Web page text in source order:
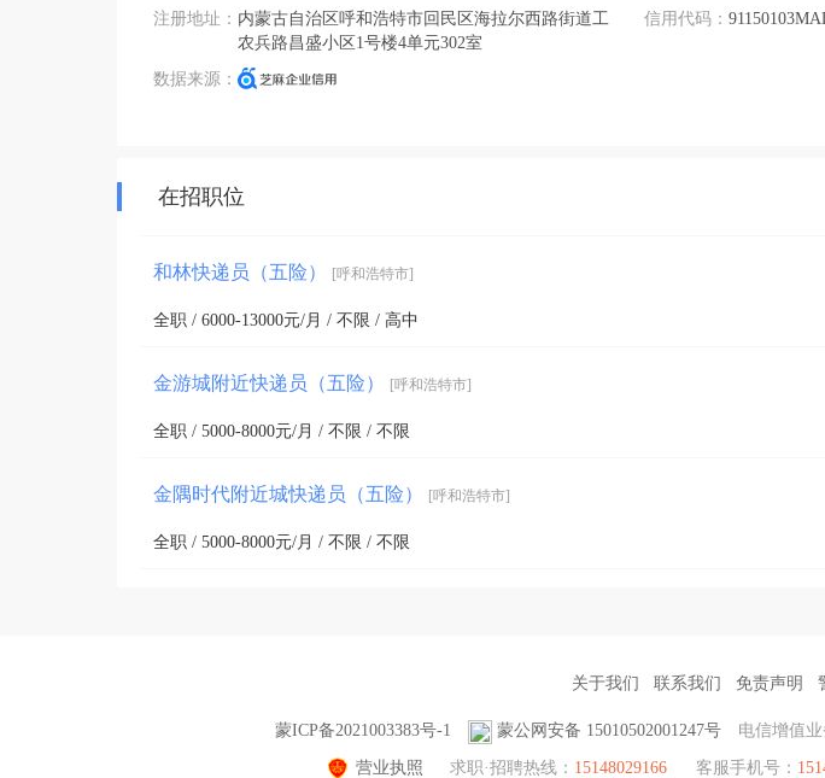
注册地址： 内蒙古自治区呼和浩特市回民区海拉尔西路街道工
农兵路昌盛小区1号楼4单元302室
数据来源：
信用代码：
在招职位
和林快递员（五险） [呼和浩特市]
全职 / 6000-13000元/月 / 不限 / 高中
金游城附近快递员（五险） [呼和浩特市]
全职 / 5000-8000元/月 / 不限 / 不限
金隅时代附近城快递员（五险） [呼和浩特市]
全职 / 5000-8000元/月 / 不限 / 不限
关于我们 联系我们 免责声明
蒙ICP备2021003383号-1 蒙公网安备 15010502001247号 电信增值
营业执照 求职·招聘热线： 15148029166 客服手机号：